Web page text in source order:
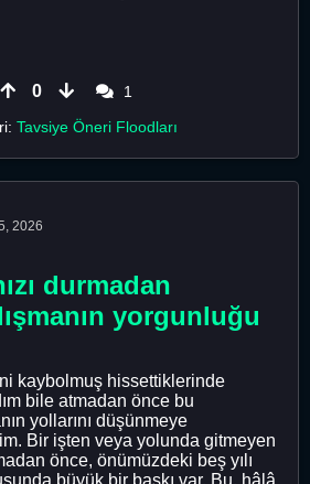
0
1
Tavsiye Öneri Floodları
2026
durmadan
yorgunluğu
kaybolmuş hissettiklerinde
bile atmadan önce bu
yollarını düşünmeye
Bir işten veya yolunda gitmeyen
önce, önümüzdeki beş yılı
büyük bir baskı var. Bu, hâlâ